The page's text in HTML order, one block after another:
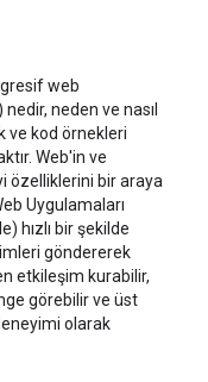
web
neden ve nasıl
ve kod örnekleri
Web'in ve
özelliklerini bir araya
Uygulamaları
hızlı bir şekilde
göndererek
etkileşim kurabilir,
görebilir ve üst
olarak